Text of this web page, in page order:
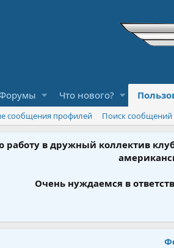
Что нового?
сообщения профилей Поиск
работу в дружный коллектив
Очень нуждаемся в